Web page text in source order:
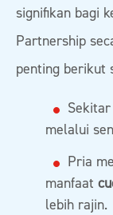
signifikan bagi
Partnership
penting berikut
melalui
Pria
manfaat
lebih rajin.